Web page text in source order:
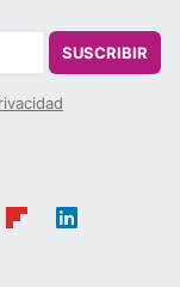
SUSCRIBIR